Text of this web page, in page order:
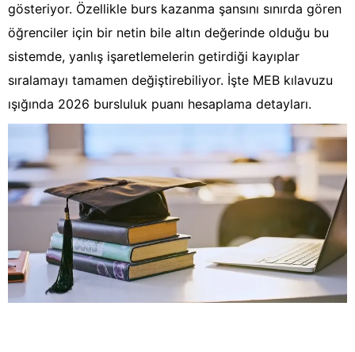
gösteriyor. Özellikle burs kazanma şansını sınırda gören
öğrenciler için bir netin bile altın değerinde olduğu bu
sistemde, yanlış işaretlemelerin getirdiği kayıplar
sıralamayı tamamen değiştirebiliyor. İşte MEB kılavuzu
ışığında 2026 bursluluk puanı hesaplama detayları.